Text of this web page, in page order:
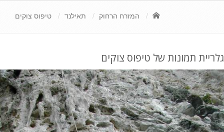
המזרח הרחוק תאילנד טיפוס צוקים
גלריית תמונות של טיפוס צוקים